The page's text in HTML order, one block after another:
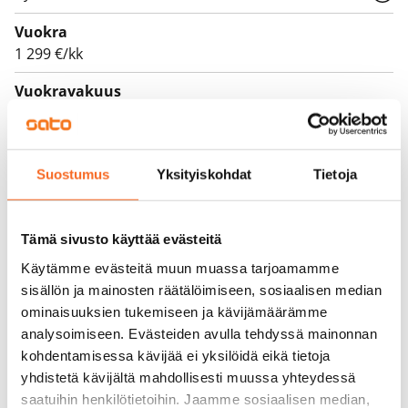
Suostumus Yksityiskohdat Tietoja
Tämä sivusto käyttää evästeitä
Käytämme evästeitä muun muassa tarjoamamme
sisällön ja mainosten räätälöimiseen, sosiaalisen median
ominaisuuksien tukemiseen ja kävijämäärämme
analysoimiseen. Evästeiden avulla tehdyssä mainonnan
kohdentamisessa kävijää ei yksilöidä eikä tietoja
yhdistetä kävijältä mahdollisesti muussa yhteydessä
saatuihin henkilötietoihin. Jaamme sosiaalisen median,
Vuokra
1 299 €/kk
Vuokravakuus
0 €
Vuokrasopimus
Toistaiseksi voimassa oleva, minimi asumisaika
12 kk
Irtisanomis­mahdollisuus
12 kk vuokrasopimuksesta tai sopimussakolla
aiemmin
Kotivakuutus
Pakollinen, ei sisälly vuokraan
Vesimaksu